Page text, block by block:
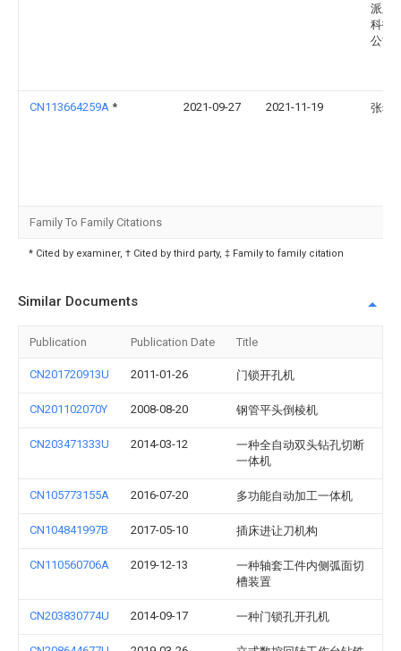
派新
科技
公司
CN113664259A * 2021-09-27 2021-11-19 张希
Family To Family Citations
* Cited by examiner, † Cited by third party, ‡ Family to family citation
Similar Documents
Publication Publication Date Title
CN201720913U 2011-01-26 门锁开孔机
CN201102070Y 2008-08-20 钢管平头倒棱机
CN203471333U 2014-03-12
一种全自动双头钻孔切断
一体机
CN105773155A 2016-07-20 多功能自动加工一体机
CN104841997B 2017-05-10 插床进让刀机构
CN110560706A 2019-12-13
一种轴套工件内侧弧面切
槽装置
CN203830774U 2014-09-17 一种门锁孔开孔机